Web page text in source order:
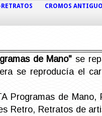
CROMOS
de Mano" se
se reproducía el
Programas de
Retro, Retratos de